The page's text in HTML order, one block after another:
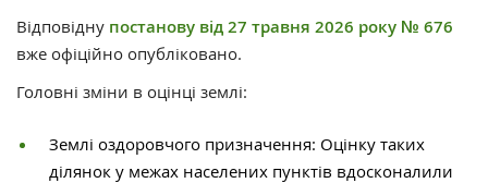
Відповідну постанову від 27 травня 2026 року № 676
вже офіційно опубліковано.
Головні зміни в оцінці землі:
Землі оздоровчого призначення: Оцінку таких
ділянок у межах населених пунктів вдосконалили